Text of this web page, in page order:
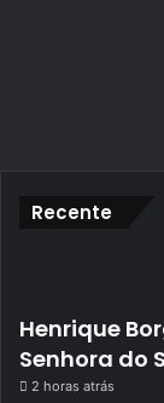
Recente
Henrique
Senhora do
2 horas atrás